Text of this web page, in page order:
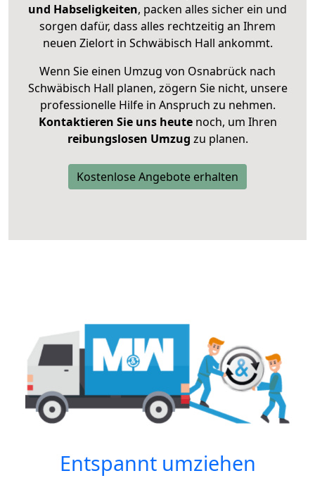
und Habseligkeiten, packen alles sicher ein und
sorgen dafür, dass alles rechtzeitig an Ihrem
neuen Zielort in Schwäbisch Hall ankommt.
Wenn Sie einen Umzug von Osnabrück nach
Schwäbisch Hall planen, zögern Sie nicht, unsere
professionelle Hilfe in Anspruch zu nehmen.
Kontaktieren Sie uns heutenoch, um Ihren
reibungslosen Umzug zu planen.
Kostenlose Angebote erhalten
Entspannt umziehen